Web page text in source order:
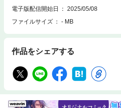
電子版配信開始日
2025/05/08
ファイルサイズ
- MB
作品をシェアする